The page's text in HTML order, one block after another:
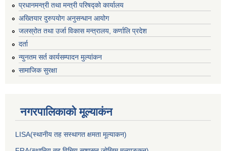
प्रधानमन्त्री तथा मन्त्री परिषद्को कार्यालय
अख्तियार दुरुपयोग अनुसन्धान आयोग
जलस्रोत तथा उर्जा विकास मन्त्रालय, कर्णालि प्रदेश
दर्ता
न्युनतम सर्त कार्यसम्पादन मुल्यांकन
सामाजिक सुरक्षा
नगरपालिकाकाे मूल्याकंन
LISA(स्थानीय तह सस्थागत क्षमता मूल्याक‌न)